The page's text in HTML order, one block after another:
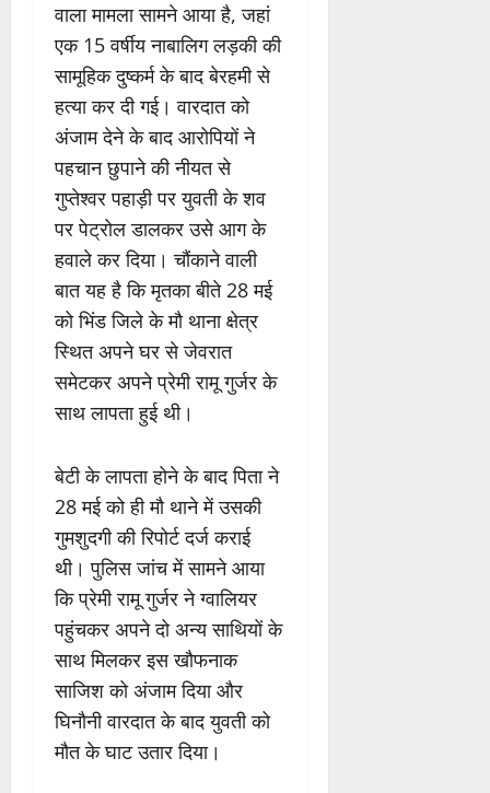
वाला मामला सामने आया है, जहां
एक 15 वर्षीय नाबालिग लड़की की
सामूहिक दुष्कर्म के बाद बेरहमी से
हत्या कर दी गई। वारदात को
अंजाम देने के बाद आरोपियों ने
पहचान छुपाने की नीयत से
गुप्तेश्वर पहाड़ी पर युवती के शव
पर पेट्रोल डालकर उसे आग के
हवाले कर दिया। चौंकाने वाली
बात यह है कि मृतका बीते 28 मई
को भिंड जिले के मौ थाना क्षेत्र
स्थित अपने घर से जेवरात
समेटकर अपने प्रेमी रामू गुर्जर के
साथ लापता हुई थी।
बेटी के लापता होने के बाद पिता ने
28 मई को ही मौ थाने में उसकी
गुमशुदगी की रिपोर्ट दर्ज कराई
थी। पुलिस जांच में सामने आया
कि प्रेमी रामू गुर्जर ने ग्वालियर
पहुंचकर अपने दो अन्य साथियों के
साथ मिलकर इस खौफनाक
साजिश को अंजाम दिया और
घिनौनी वारदात के बाद युवती को
मौत के घाट उतार दिया।